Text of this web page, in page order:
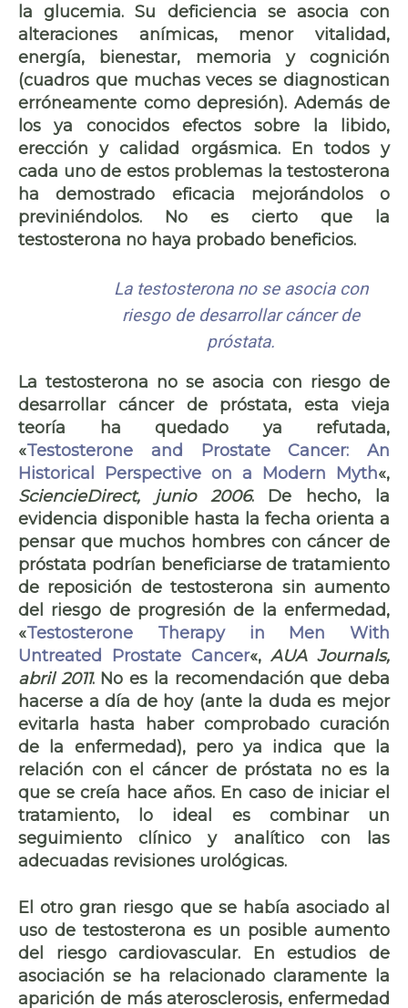
la glucemia. Su deficiencia se asocia con
alteraciones anímicas, menor vitalidad,
energía, bienestar, memoria y cognición
(cuadros que muchas veces se diagnostican
erróneamente como depresión). Además de
los ya conocidos efectos sobre la libido,
erección y calidad orgásmica. En todos y
cada uno de estos problemas la testosterona
ha demostrado eficacia mejorándolos o
previniéndolos. No es cierto que la
testosterona no haya probado beneficios.
La testosterona no se asocia con
riesgo de desarrollar cáncer de
próstata.
La testosterona no se asocia con riesgo de
desarrollar cáncer de próstata, esta vieja
teoría ha quedado ya refutada,
«Testosterone and Prostate Cancer: An
Historical Perspective on a Modern Myth«,
SciencieDirect, junio 2006.De hecho, la
evidencia disponible hasta la fecha orienta a
pensar que muchos hombres con cáncer de
próstata podrían beneficiarse de tratamiento
de reposición de testosterona sin aumento
del riesgo de progresión de la enfermedad,
«Testosterone Therapy in Men With
Untreated Prostate Cancer«,AUA Journals,
abril 2011. No es la recomendación que deba
hacerse a día de hoy (ante la duda es mejor
evitarla hasta haber comprobado curación
de la enfermedad), pero ya indica que la
relación con el cáncer de próstata no es la
que se creía hace años. En caso de iniciar el
tratamiento, lo ideal es combinar un
seguimiento clínico y analítico con las
adecuadas revisiones urológicas.
El otro gran riesgo que se había asociado al
uso de testosterona es un posible aumento
del riesgo cardiovascular. En estudios de
asociación se ha relacionado claramente la
aparición de más aterosclerosis, enfermedad